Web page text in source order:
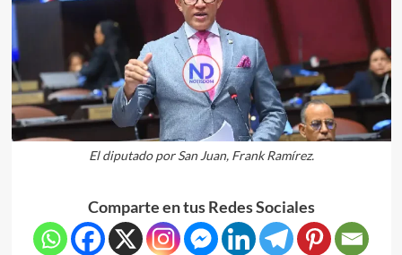
El diputado por San Juan, Frank Ramírez.
Comparte en tus Redes Sociales